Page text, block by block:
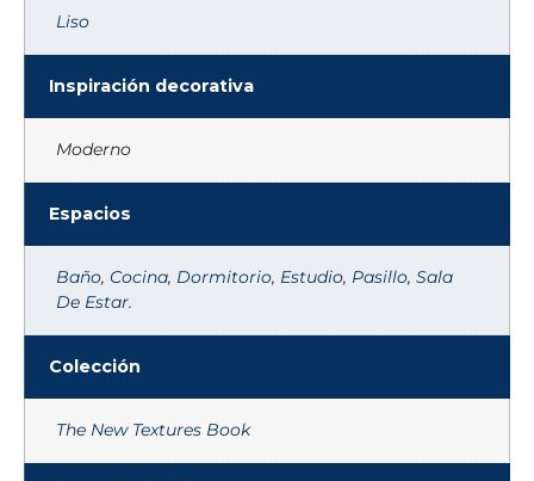
Liso
Inspiración decorativa
Moderno
Espacios
Baño, Cocina, Dormitorio, Estudio, Pasillo, Sala
De Estar.
Colección
The New Textures Book